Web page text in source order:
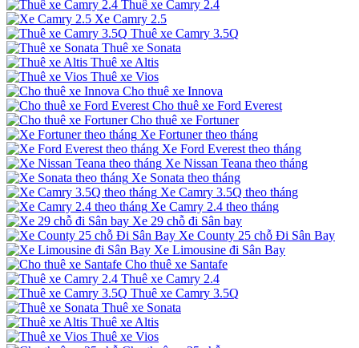
Thuê xe Camry 2.4
Xe Camry 2.5
Thuê xe Camry 3.5Q
Thuê xe Sonata
Thuê xe Altis
Thuê xe Vios
Cho thuê xe Innova
Cho thuê xe Ford Everest
Cho thuê xe Fortuner
Xe Fortuner theo tháng
Xe Ford Everest theo tháng
Xe Nissan Teana theo tháng
Xe Sonata theo tháng
Xe Camry 3.5Q theo tháng
Xe Camry 2.4 theo tháng
Xe 29 chỗ đi Sân bay
Xe County 25 chỗ Đi Sân Bay
Xe Limousine đi Sân Bay
Cho thuê xe Santafe
Thuê xe Camry 2.4
Thuê xe Camry 3.5Q
Thuê xe Sonata
Thuê xe Altis
Thuê xe Vios